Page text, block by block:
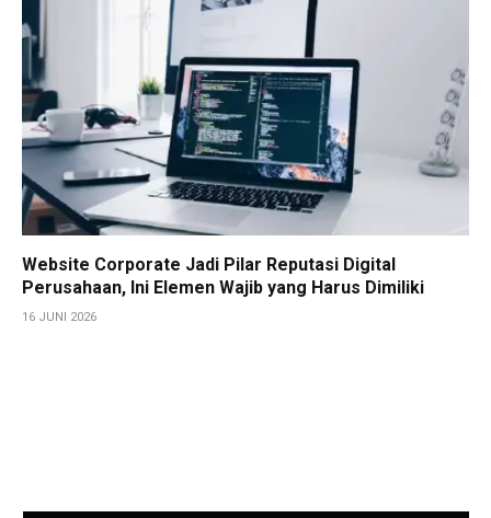
Website Corporate Jadi Pilar Reputasi Digital
Perusahaan, Ini Elemen Wajib yang Harus Dimiliki
16 JUNI 2026